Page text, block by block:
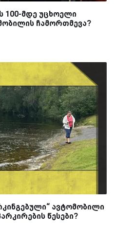
100-მდე უცხოელი
ჩამორთმევა?
ავტომობილი
წესები?